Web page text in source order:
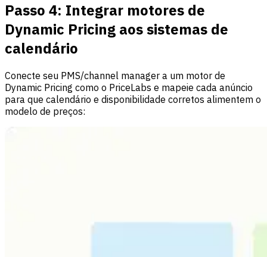
Passo 4: Integrar motores de
Dynamic Pricing aos sistemas de
calendário
Conecte seu PMS/channel manager a um motor de
Dynamic Pricing como o PriceLabs e mapeie cada anúncio
para que calendário e disponibilidade corretos alimentem o
modelo de preços: